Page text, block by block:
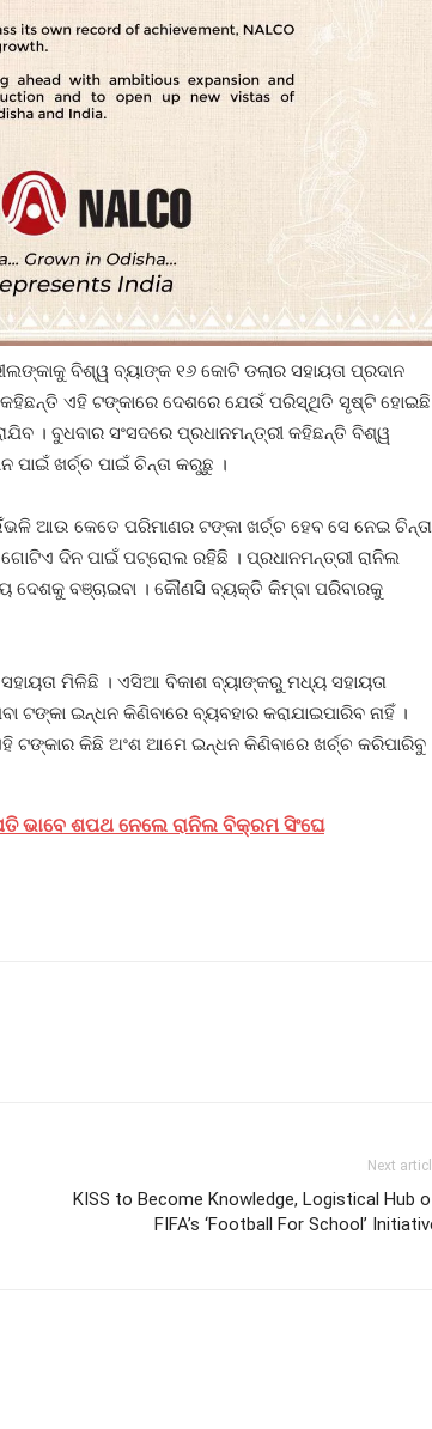
ବିଶ୍ୱ ବ୍ୟାଙ୍କ ୧୬ କୋଟି ଡଲାର ସହାୟତା ପ୍ରଦାନ
କହିଛନ୍ତି ଏହି ଟଙ୍କାରେ ଦେଶରେ ଯେଉଁ ପରିସ୍ଥିତି ସୃଷ୍ଟି ହୋଇଛି
। ବୁଧବାର ସଂସଦରେ ପ୍ରଧାନମନ୍ତ୍ରୀ କହିଛନ୍ତି ବିଶ୍ୱ
ଖର୍ଚ୍ଚ ପାଇଁ ଚିନ୍ତା କରୁଛୁ ।
ଆଉ କେତେ ପରିମାଣର ଟଙ୍କା ଖର୍ଚ୍ଚ ହେବ ସେ ନେଇ ଚିନ୍ତା
ଦିନ ପାଇଁ ପଟ୍ରୋଲ ରହିଛି । ପ୍ରଧାନମନ୍ତ୍ରୀ ରାନିଲ
ବଞ୍ଚାଇବା । କୌଣସି ବ୍ୟକ୍ତି କିମ୍ବା ପରିବାରକୁ
ମିଳିଛି । ଏସିଆ ବିକାଶ ବ୍ୟାଙ୍କରୁ ମଧ୍ୟ ସହାୟତା
ଇନ୍ଧନ କିଣିବାରେ ବ୍ୟବହାର କରାଯାଇପାରିବ ନାହିଁ ।
କିଛି ଅଂଶ ଆମେ ଇନ୍ଧନ କିଣିବାରେ ଖର୍ଚ୍ଚ କରିପାରିବୁ
ଭାବେ ଶପଥ ନେଲେ ରାନିଲ ବିକ୍ରମ ସିଂଘେ
Next
KISS to Become Knowledge, Logistical Hub
FIFA’s ‘Football For School’